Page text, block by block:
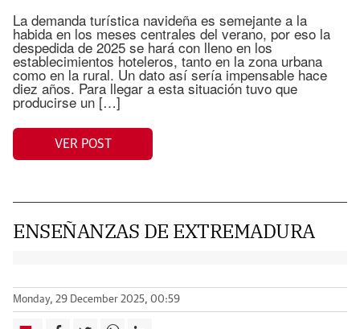
La demanda turística navideña es semejante a la
habida en los meses centrales del verano, por eso la
despedida de 2025 se hará con lleno en los
establecimientos hoteleros, tanto en la zona urbana
como en la rural. Un dato así sería impensable hace
diez años. Para llegar a esta situación tuvo que
producirse un […]
VER POST
ENSEÑANZAS DE EXTREMADURA
Monday, 29 December 2025, 00:59